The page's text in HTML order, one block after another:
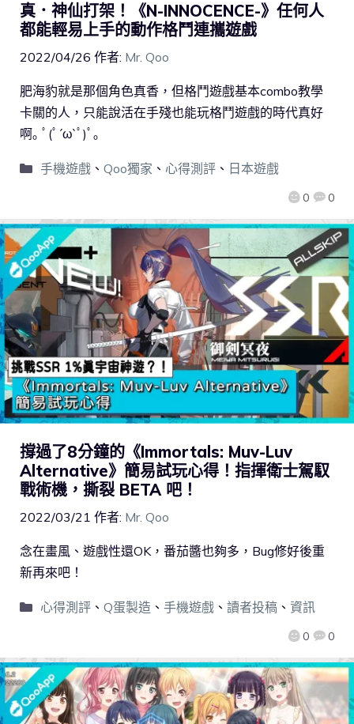
真．神仙打架！《N-INNOCENCE-》任何人
都能輕易上手的動作格鬥連攜遊戲
2022/04/26 作者: Mr. Qoo
0 0
肥海豹就是那個角色真香，但格鬥遊戲基本combo教學
卡關的人，只能說活在手殘也能玩格鬥遊戲的時代真好
啊｡ ﾟ(ﾟ´ω`ﾟ)ﾟ｡
手機遊戲、 Qoo獨家 、 心得測評、 日本遊戲
撐過了8分鐘的《Immortals: Muv-Luv
Alternative》簡易試玩心得！指揮衛士駕馭
戰術機，撕裂 BETA 吧！
2022/03/21 作者: Mr. Qoo
0 0
念在畫風、遊戲性還OK，番茄醬也夠多，Bug修好後重
新再來吧！
心得測評、 Q蛋製造 、 手機遊戲、 讀者投稿、 資訊